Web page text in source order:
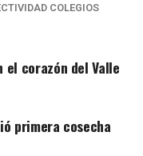
COLEGIOS
el corazón del Valle
primera cosecha